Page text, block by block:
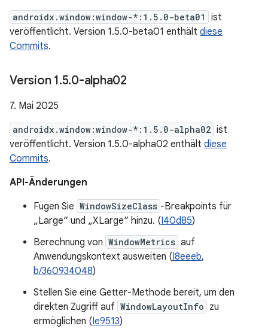
androidx.window:window-*:1.5.0-beta01
ist
veröffentlicht. Version 1.5.0-beta01 enthält diese
Commits.
Version 1.5.0-alpha02
7. Mai 2025
androidx.window:window-*:1.5.0-alpha02 ist
veröffentlicht. Version 1.5.0-alpha02 enthält diese
Commits.
API-Änderungen
Fügen Sie WindowSizeClass -Breakpoints für
„Large“ und „XLarge“ hinzu. (I40d85)
Berechnung von WindowMetrics auf
Anwendungskontext ausweiten (I8eeeb,
b/360934048)
Stellen Sie eine Getter-Methode bereit, um den
direkten Zugriff auf WindowLayoutInfo zu
ermöglichen (Ie9513)